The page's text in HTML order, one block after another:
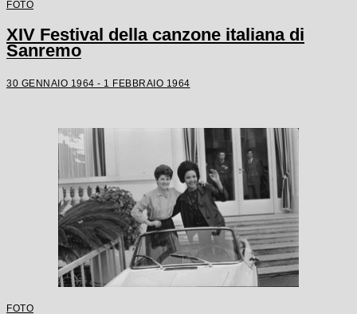
FOTO
XIV Festival della canzone italiana di
Sanremo
30 GENNAIO 1964 - 1 FEBBRAIO 1964
FOTO